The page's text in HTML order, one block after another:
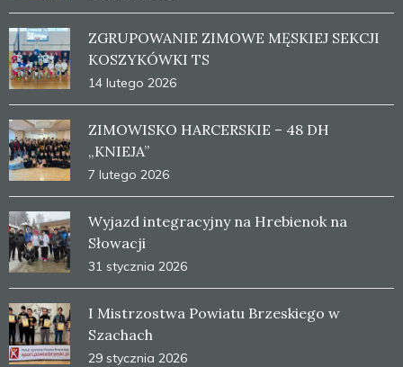
ZGRUPOWANIE ZIMOWE MĘSKIEJ SEKCJI
KOSZYKÓWKI TS
14 lutego 2026
ZIMOWISKO HARCERSKIE – 48 DH
„KNIEJA”
7 lutego 2026
Wyjazd integracyjny na Hrebienok na
Słowacji
31 stycznia 2026
I Mistrzostwa Powiatu Brzeskiego w
Szachach
29 stycznia 2026